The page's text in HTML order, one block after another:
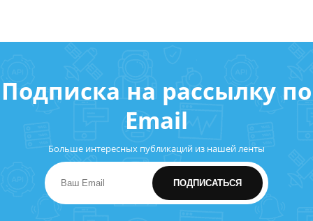
Подписка на рассылку по
Email
Больше интересных публикаций из нашей ленты